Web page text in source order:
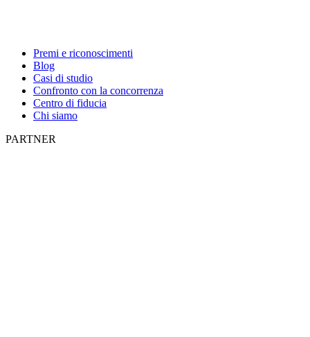
Premi e riconoscimenti
Blog
Casi di studio
Confronto con la concorrenza
Centro di fiducia
Chi siamo
PARTNER